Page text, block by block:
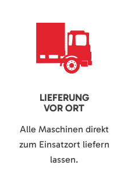
LIEFERUNG
VOR ORT
Alle Maschinen direkt
zum Einsatzort liefern
lassen.